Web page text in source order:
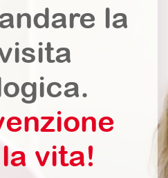
la
vita!